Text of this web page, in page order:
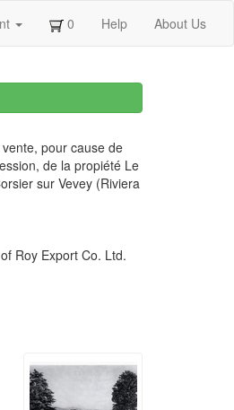
0 Help About Us
pour cause de
de la propiété Le
sur Vevey (Riviera
Roy Export Co. Ltd.